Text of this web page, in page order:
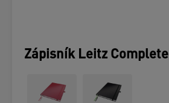
Zápisník Leitz Complete